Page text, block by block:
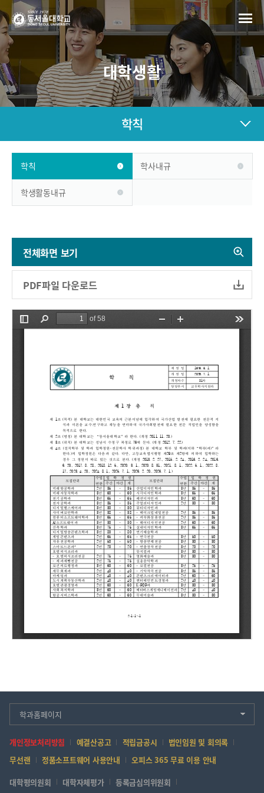
대학생활
학칙
학칙 학사내규
학생활동내규
전체화면 보기
PDF파일 다운로드
학과홈페이지
개인정보처리방침 예결산공고 적립금공시
법인임원 및 회의록
무선랜
정품소프트웨어 사용안내
오피스 365 무료 이용 안내
대학평의원회
대학자체평가 등록금심의위원회